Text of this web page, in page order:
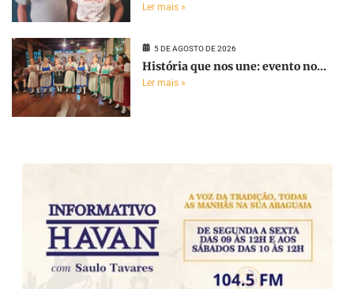
Ler mais »
5 DE AGOSTO DE 2026
História que nos une: evento no...
Ler mais »